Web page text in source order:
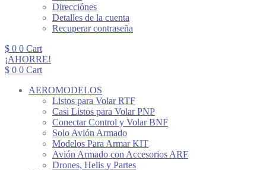
Direcciónes
Detalles de la cuenta
Recuperar contraseña
$ 0 0 Cart
¡AHORRE!
$ 0 0 Cart
AEROMODELOS
Listos para Volar RTF
Casi Listos para Volar PNP
Conectar Control y Volar BNF
Solo Avión Armado
Modelos Para Armar KIT
Avión Armado con Accesorios ARF
Drones, Helis y Partes